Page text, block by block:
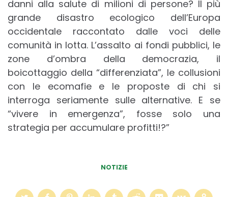
danni alla salute di milioni di persone? Il più
grande disastro ecologico dell’Europa
occidentale raccontato dalle voci delle
comunità in lotta. L’assalto ai fondi pubblici, le
zone d’ombra della democrazia, il
boicottaggio della “differenziata”, le collusioni
con le ecomafie e le proposte di chi si
interroga seriamente sulle alternative. E se
“vivere in emergenza”, fosse solo una
strategia per accumulare profitti!?”
NOTIZIE